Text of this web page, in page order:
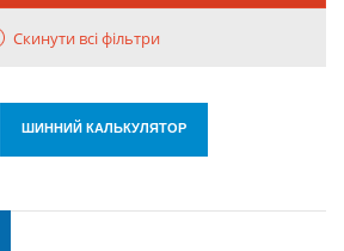
Скинути всі фільтри
ШИННИЙ КАЛЬКУЛЯТОР